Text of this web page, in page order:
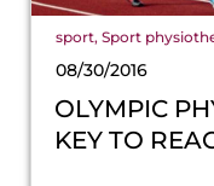
sport, Sport
08/30/2016
OLYMPIC
KEY TO